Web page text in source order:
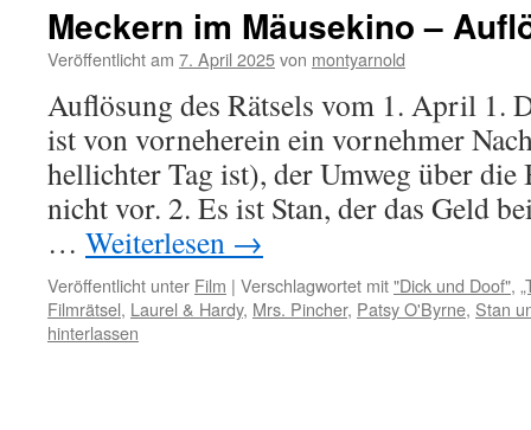
Meckern im Mäusekino –
Veröffentlicht am 7. April 2025von montyarnold
Auflösung des Rätsels vom 1. April 1.
ist von vorneherein ein vornehmer
hellichter Tag ist), der Umweg über
nicht vor. 2. Es ist Stan, der das Geld
… Weiterlesen →
Veröffentlicht unter Film | Verschlagwortet mit"Dick und Doof",
Filmrätsel, Laurel & Hardy, Mrs. Pincher, Patsy O'Byrne, Stan
hinterlassen